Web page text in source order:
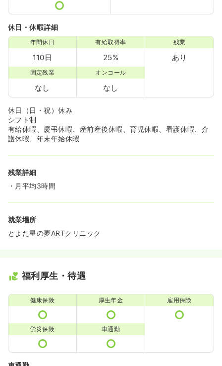
休日・休暇詳細
年間休日
110日
有給取得率
25%
残業
あり
固定残業
なし
オンコール
なし
休日（日・祝）休み
シフト制
有給休暇、慶弔休暇、産前産後休暇、育児休暇、看護休暇、介
護休暇、年末年始休暇
残業詳細
・月平均3時間
就業場所
とよた星の夢ARTクリニック
福利厚生・待遇
健康保険 厚生年金 雇用保険
労災保険 車通勤